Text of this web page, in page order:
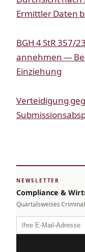
Ermittler Daten
BGH 4 StR 357/
annehmen —
Einziehung
Verteidigung
NEWSLETTER
Compliance &
Quartalsweises